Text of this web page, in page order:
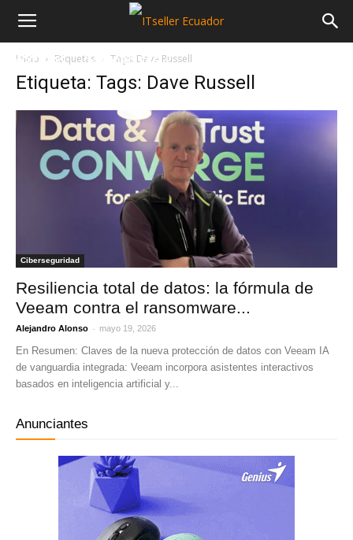
NOTICIAS MAYORISTAS
Inicio Etiquetas Tags: Dave Russell
Etiqueta: Tags: Dave Russell
Ciberseguridad
Resiliencia total de datos: la fórmula de
Veeam contra el ransomware...
Alejandro Alonso - mayo 19, 2026
En Resumen: Claves de la nueva protección de datos con Veeam IA
de vanguardia integrada: Veeam incorpora asistentes interactivos
basados en inteligencia artificial y...
Anunciantes